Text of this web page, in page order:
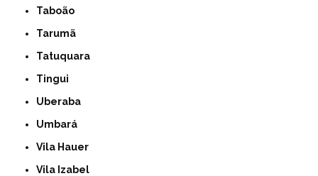
Taboão
Tarumã
Tatuquara
Tingui
Uberaba
Umbará
Vila Hauer
Vila Izabel